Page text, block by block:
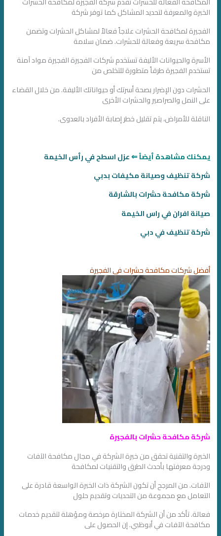
الخبرة والمعرفة لتحديد المشاكل كما توفر شركة
الفجيرة لمكافحة الحشرات علاجاً فعالاً لمشاكل الحشرات وتضمن
مكافحة سريعة وفعالة للحشرات. ضمان سلامة
الأسرة والحيوانات الأليفة تستخدم شركات الفجيرة الفجيرة مواد آمنة
تستخدم الفجيرة طرقاً متطورة للتخلص من
الحشرات دون الإضرار بصحة أسرتك أو حيواناتك الأليفة. من خلال القضاء
على النمل والصراصير والحشرات الأخرى
الناقلة للأمراض، يتم تقليل خطر إصابة الأفراد بالعدوى.
يمكنك مشاهدة أيضاً ⇐عزل اسطح في رأس الخيمة
شركة تنظيف وصيانة مكيفات بدبي
شركة مكافحة حشرات بالشارقة
صيانة افران في راس الخيمة
شركة تنظيف في دبي
أفضل شركات مكافحة حشرات في الفجيرة
شركة مكافحة حشرات بالفجيرة
الخبرة والتقنية تحقق من خبرة الشركة في مجال مكافحة الآفات
ودرجة معرفتها بأحدث الطرق والتقنيات لمكافحة
الآفات. من المرجح أن تكون الشركة ذات الخبرة الواسعة قادرة على
التعامل مع مجموعة من التحديات وتقديم حلول
فعالة. تأكد من أن الشركة المختارة مرخصة ومؤهلة لتقديم خدمات
مكافحة الآفات في أبوظبي. إن الحصول على